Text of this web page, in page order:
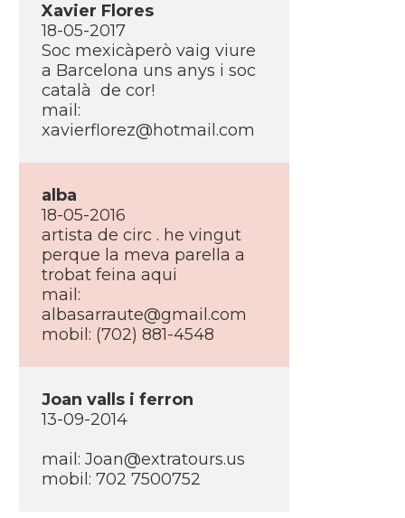
Xavier Flores
18-05-2017
Soc mexicàperò vaig viure
a Barcelona uns anys i soc
català de cor!
mail:
xavierflorez@hotmail.com
alba
18-05-2016
artista de circ . he vingut
perque la meva parella a
trobat feina aqui
mail:
albasarraute@gmail.com
mobil: (702) 881-4548
Joan valls i ferron
13-09-2014
mail: Joan@extratours.us
mobil: 702 7500752